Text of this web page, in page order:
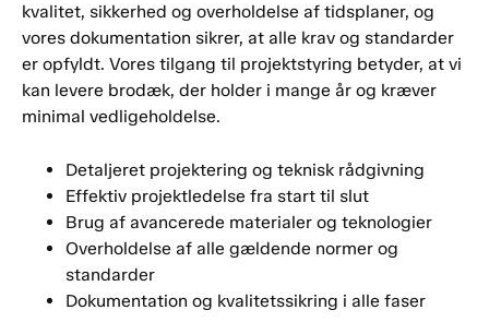
kvalitet, sikkerhed og overholdelse af tidsplaner, og
vores dokumentation sikrer, at alle krav og standarder
er opfyldt. Vores tilgang til projektstyring betyder, at vi
kan levere brodæk, der holder i mange år og kræver
minimal vedligeholdelse.
Detaljeret projektering og teknisk rådgivning
Effektiv projektledelse fra start til slut
Brug af avancerede materialer og teknologier
Overholdelse af alle gældende normer og
standarder
Dokumentation og kvalitetssikring i alle faser